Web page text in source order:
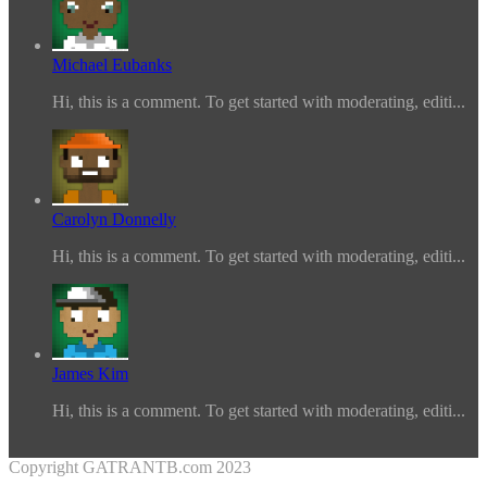
Michael Eubanks
Hi, this is a comment. To get started with moderating, editi...
Carolyn Donnelly
Hi, this is a comment. To get started with moderating, editi...
James Kim
Hi, this is a comment. To get started with moderating, editi...
Copyright GATRANTB.com 2023